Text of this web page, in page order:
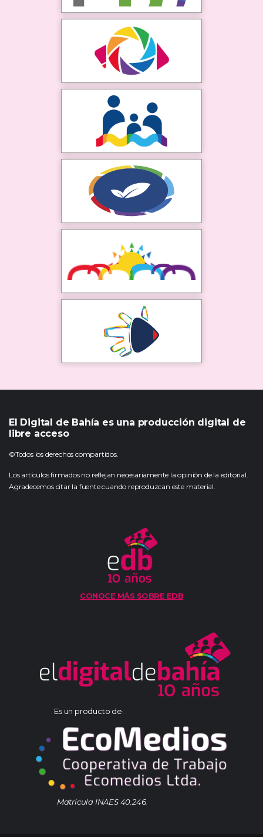
El Digital de Bahía es una producción digital de
libre acceso
©Todos los derechos compartidos.
Los artículos firmados no reflejan necesariamente la opinión de la editorial.
Agradecemos citar la fuente cuando reproduzcan este material.
CONOCE MÁS SOBRE EDB
Es un producto de:
Matrícula INAES 40.246.